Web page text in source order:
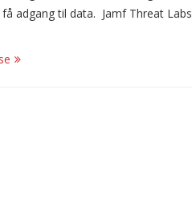
adgang til data. Jamf Threat Labs